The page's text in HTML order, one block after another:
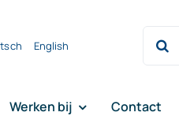
English
Zoeken
naar:
Werken bij Contact